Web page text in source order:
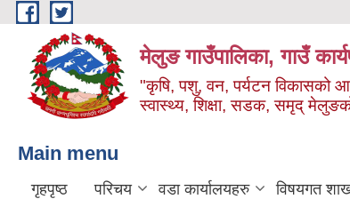
Skip to main content
मेलुङ गाउँपालिका, गाउँ
"कृषि, पशु, वन, पर्यटन विकासको
स्वास्थ्य, शिक्षा, सडक, समृद् मेलुङको
Main menu
गृहपृष्ठ परिचय वडा कार्यालयहरु विषयगत